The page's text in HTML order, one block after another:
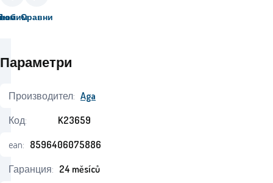
Сравни
Параметри
Производител: Aga
Код:
K23659
ean: 8596406075886
Гаранция: 24 měsíců